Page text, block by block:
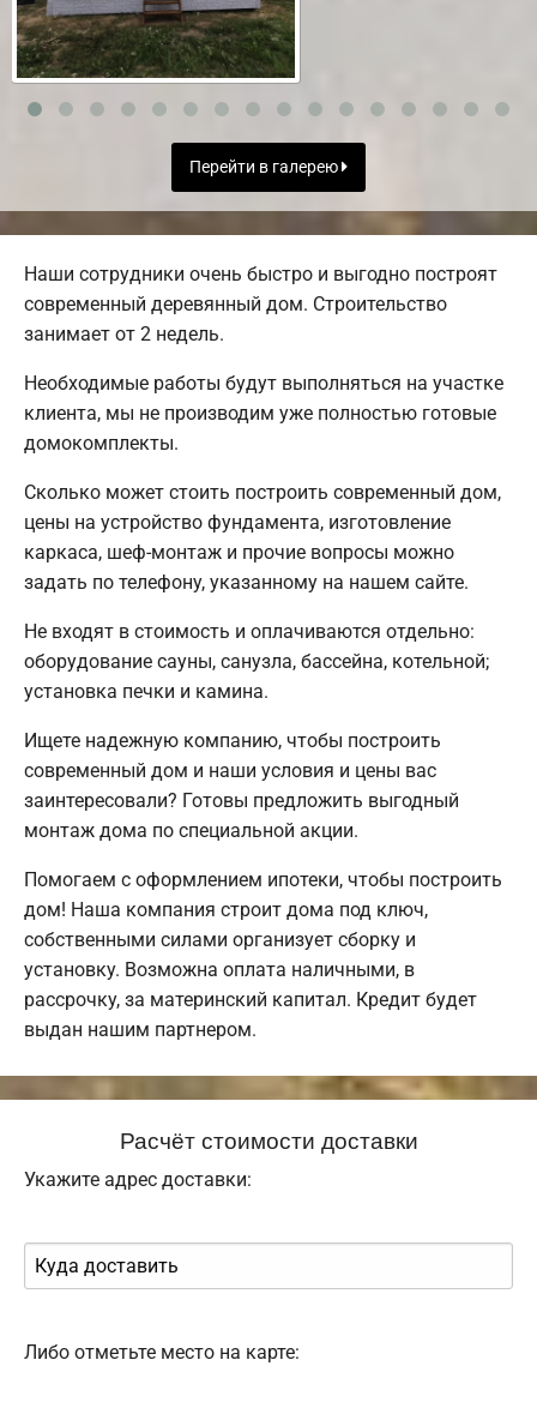
Перейти в галерею
Наши сотрудники очень быстро и выгодно построят
современный деревянный дом. Строительство
занимает от 2 недель.
Необходимые работы будут выполняться на участке
клиента, мы не производим уже полностью готовые
домокомплекты.
Сколько может стоить построить современный дом,
цены на устройство фундамента, изготовление
каркаса, шеф-монтаж и прочие вопросы можно
задать по телефону, указанному на нашем сайте.
Не входят в стоимость и оплачиваются отдельно:
оборудование сауны, санузла, бассейна, котельной;
установка печки и камина.
Ищете надежную компанию, чтобы построить
современный дом и наши условия и цены вас
заинтересовали? Готовы предложить выгодный
монтаж дома по специальной акции.
Помогаем с оформлением ипотеки, чтобы построить
дом! Наша компания строит дома под ключ,
собственными силами организует сборку и
установку. Возможна оплата наличными, в
рассрочку, за материнский капитал. Кредит будет
выдан нашим партнером.
Расчёт стоимости доставки
Укажите адрес доставки:
Либо отметьте место на карте: